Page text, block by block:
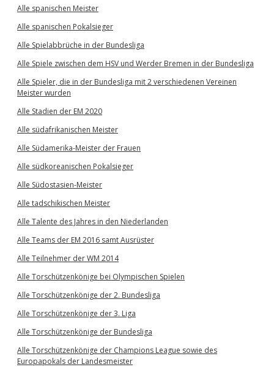
Alle spanischen Meister
Alle spanischen Pokalsieger
Alle Spielabbrüche in der Bundesliga
Alle Spiele zwischen dem HSV und Werder Bremen in der Bundesliga
Alle Spieler, die in der Bundesliga mit 2 verschiedenen Vereinen
Meister wurden
Alle Stadien der EM 2020
Alle südafrikanischen Meister
Alle Südamerika-Meister der Frauen
Alle südkoreanischen Pokalsieger
Alle Südostasien-Meister
Alle tadschikischen Meister
Alle Talente des Jahres in den Niederlanden
Alle Teams der EM 2016 samt Ausrüster
Alle Teilnehmer der WM 2014
Alle Torschützenkönige bei Olympischen Spielen
Alle Torschützenkönige der 2. Bundesliga
Alle Torschützenkönige der 3. Liga
Alle Torschützenkönige der Bundesliga
Alle Torschützenkönige der Champions League sowie des
Europapokals der Landesmeister